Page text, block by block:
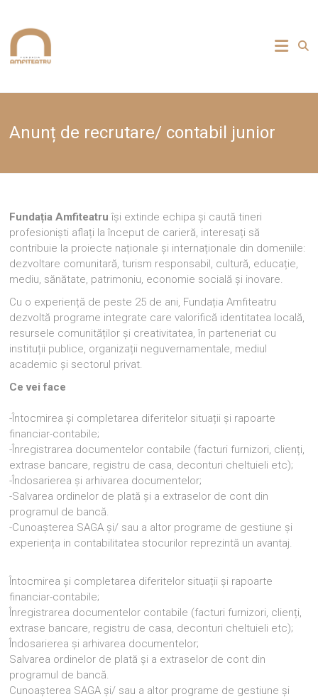
content
Fundația
Amfiteatru
Anunț de recrutare/ contabil junior
Fundația Amfiteatru își extinde echipa și caută tineri
profesioniști aflați la început de carieră, interesați să
contribuie la proiecte naționale și internaționale din domeniile:
dezvoltare comunitară, turism responsabil, cultură, educație,
mediu, sănătate, patrimoniu, economie socială și inovare.
Cu o experiență de peste 25 de ani, Fundația Amfiteatru
dezvoltă programe integrate care valorifică identitatea locală,
resursele comunităților și creativitatea, în parteneriat cu
instituții publice, organizații neguvernamentale, mediul
academic și sectorul privat.
Ce vei face
-Întocmirea și completarea diferitelor situații și rapoarte
financiar-contabile;
-Înregistrarea documentelor contabile (facturi furnizori, clienți,
extrase bancare, registru de casa, deconturi cheltuieli etc);
-Îndosarierea și arhivarea documentelor;
-Salvarea ordinelor de plată și a extraselor de cont din
programul de bancă.
-Cunoașterea SAGA și/ sau a altor programe de gestiune și
experiența in contabilitatea stocurilor reprezintă un avantaj.
Întocmirea și completarea diferitelor situații și rapoarte
financiar-contabile;
Înregistrarea documentelor contabile (facturi furnizori, clienți,
extrase bancare, registru de casa, deconturi cheltuieli etc);
Îndosarierea și arhivarea documentelor;
Salvarea ordinelor de plată și a extraselor de cont din
programul de bancă.
Cunoașterea SAGA și/ sau a altor programe de gestiune și